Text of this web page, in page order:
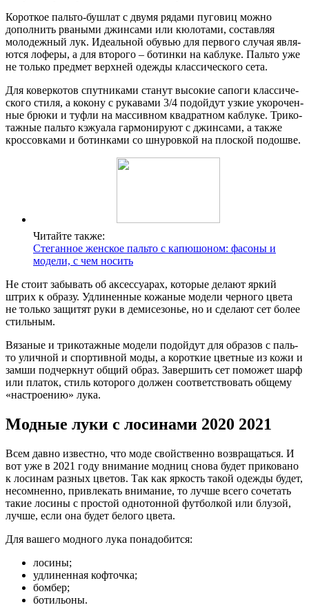
Корот­кое паль­то-буш­лат с дву­мя ряда­ми пуго­виц мож­но
допол­нить рва­ны­ми джин­са­ми или кюло­та­ми, состав­ляя
моло­деж­ный лук. Иде­аль­ной обу­вью для пер­во­го слу­чая явля­
ют­ся лофе­ры, а для вто­ро­го – ботин­ки на каб­лу­ке. Паль­то уже
не толь­ко пред­мет верх­ней одеж­ды клас­си­че­ско­го сета.
Для ковер­ко­тов спут­ни­ка­ми ста­нут высо­кие сапо­ги клас­си­че­
ско­го сти­ля, а коко­ну с рука­ва­ми 3/4 подой­дут узкие уко­ро­чен­
ные брю­ки и туфли на мас­сив­ном квад­рат­ном каб­лу­ке. Три­ко­
таж­ные паль­то кэжу­а­ла гар­мо­ни­ру­ют с джин­са­ми, а так­же
крос­сов­ка­ми и ботин­ка­ми со шну­ров­кой на плос­кой подошве.
Читайте также:
Стеганное женское пальто с капюшоном: фасоны и
модели, с чем носить
Не сто­ит забы­вать об аксес­су­а­рах, кото­рые дела­ют яркий
штрих к обра­зу. Удли­нен­ные кожа­ные моде­ли чер­но­го цве­та
не толь­ко защи­тят руки в деми­се­зо­нье, но и сде­ла­ют сет более
стильным.
Вяза­ные и три­ко­таж­ные моде­ли подой­дут для обра­зов с паль­
то улич­ной и спор­тив­ной моды, а корот­кие цвет­ные из кожи и
зам­ши под­черк­нут общий образ. Завер­шить сет помо­жет шарф
или пла­ток, стиль кото­ро­го дол­жен соот­вет­ство­вать обще­му
«настро­е­нию» лука.
Модные луки с лосинами 2020 2021
Всем давно известно, что моде свойственно возвращаться. И
вот уже в 2021 году внимание модниц снова будет приковано
к лосинам разных цветов. Так как яркость такой одежды будет,
несомненно, привлекать внимание, то лучше всего сочетать
такие лосины с простой однотонной футболкой или блузой,
лучше, если она будет белого цвета.
Для вашего модного лука понадобится:
лосины;
удлиненная кофточка;
бомбер;
ботильоны.